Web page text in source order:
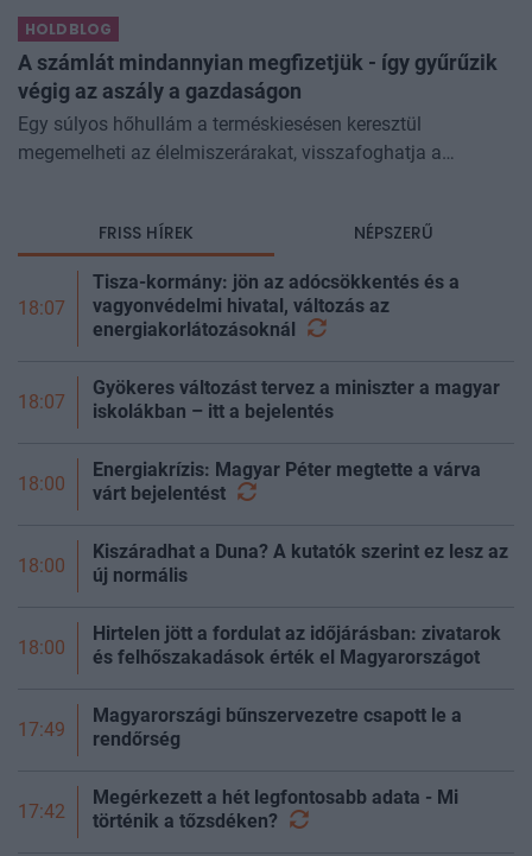
különösen nagy...
HOLDBLOG
A számlát mindannyian megfizetjük - így gyűrűzik
végig az aszály a gazdaságon
Egy súlyos hőhullám a terméskiesésen keresztül
megemelheti az élelmiszerárakat, visszafoghatja a
FRISS HÍREK NÉPSZERŰ
18:07
Tisza-kormány: jön az adócsökkentés és a
vagyonvédelmi hivatal, változás az
energiakorlátozásoknál
18:07
Gyökeres változást tervez a miniszter a magyar
iskolákban – itt a bejelentés
18:00
Energiakrízis: Magyar Péter megtette a várva
várt bejelentést
18:00
Kiszáradhat a Duna? A kutatók szerint ez lesz az
új normális
18:00
Hirtelen jött a fordulat az időjárásban: zivatarok
és felhőszakadások érték el Magyarországot
17:49
Magyarországi bűnszervezetre csapott le a
rendőrség
17:42
Megérkezett a hét legfontosabb adata - Mi
történik a tőzsdéken?